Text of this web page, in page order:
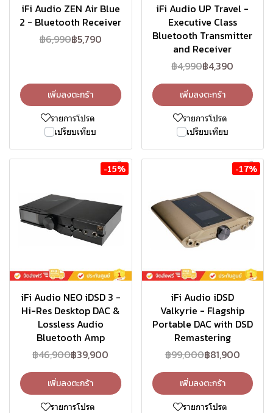
iFi Audio ZEN Air Blue
2 - Bluetooth Receiver
฿6,990฿5,790
เพิ่มลงตะกร้า
รายการโปรด
เปรียบเทียบ
iFi Audio UP Travel -
Executive Class
Bluetooth Transmitter
and Receiver
฿4,990฿4,390
เพิ่มลงตะกร้า
รายการโปรด
เปรียบเทียบ
-15%
iFi Audio NEO iDSD 3 -
Hi-Res Desktop DAC &
Lossless Audio
Bluetooth Amp
฿46,900฿39,900
เพิ่มลงตะกร้า
รายการโปรด
-17%
iFi Audio iDSD
Valkyrie - Flagship
Portable DAC with DSD
Remastering
฿99,000฿81,900
เพิ่มลงตะกร้า
รายการโปรด